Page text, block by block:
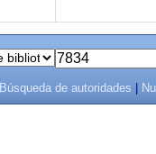
Búsqueda de autoridades